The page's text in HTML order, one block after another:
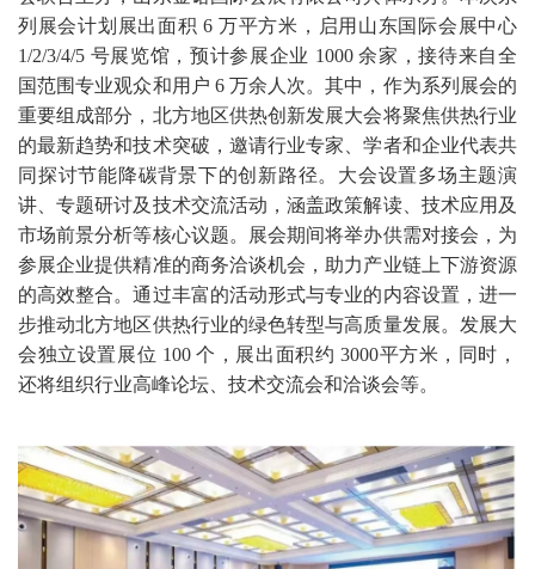
列展会计划展出面积 6 万平方米，启用山东国际会展中心
1/2/3/4/5 号展览馆，预计参展企业 1000 余家，接待来自全
国范围专业观众和用户 6 万余人次。其中，作为系列展会的
重要组成部分，北方地区供热创新发展大会将聚焦供热行业
的最新趋势和技术突破，邀请行业专家、学者和企业代表共
同探讨节能降碳背景下的创新路径。大会设置多场主题演
讲、专题研讨及技术交流活动，涵盖政策解读、技术应用及
市场前景分析等核心议题。展会期间将举办供需对接会，为
参展企业提供精准的商务洽谈机会，助力产业链上下游资源
的高效整合。通过丰富的活动形式与专业的内容设置，进一
步推动北方地区供热行业的绿色转型与高质量发展。发展大
会独立设置展位 100 个，展出面积约 3000平方米，同时，
还将组织行业高峰论坛、技术交流会和洽谈会等。